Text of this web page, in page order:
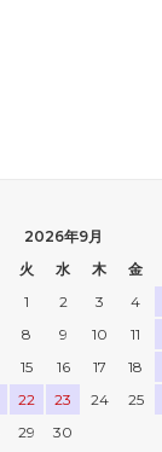
2026年9月
火 水 木 金
1
2 3 4
8 9 10 11
15 16 17 18
22 23 24 25
29 30